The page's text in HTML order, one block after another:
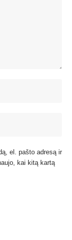
el. pašto adresą ir
kai kitą kartą